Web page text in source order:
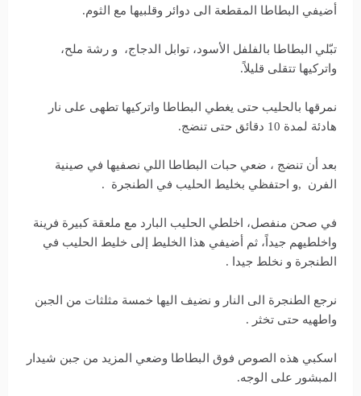
أضيفي البطاطا المقطعة الى دوائر وقلبيها مع الثوم.
تبّلي البطاطا بالفلفل الأسود، توابل الدجاج، و رشة ملح،
واتركيها تتقلى قليلاً.
نمرقها بالحليب حتى يغطي البطاطا واتركيها تطهى على نار
هادئة لمدة 10 دقائق حتى تنضج.
بعد أن تنضج ، ضعي حبات البطاطا اللي نصفيها في صينية
الفرن ,و احتفظي بخليط الحليب في الطنجرة .
في صحن منفصل، اخلطي الحليب البارد مع ملعقة كبيرة فرينة
واخلطيهم جيداً، ثم أضيفي هذا الخليط إلى خليط الحليب في
الطنجرة و نخلط جيدا .
نرجع الطنجرة الى النار و نضيف اليها خمسة مثلثات من الجبن
واطهيه حتى تخثر .
اسكبي هذه الصوص فوق البطاطا وضعي المزيد من جبن شيدار
المبشور على الوجه.